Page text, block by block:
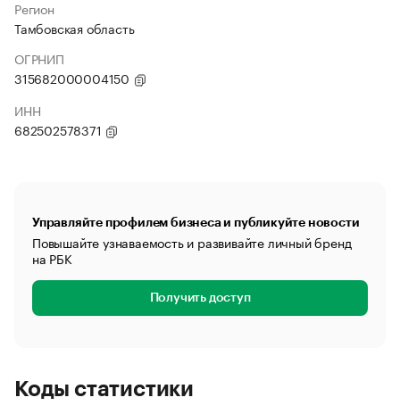
Регион
Тамбовская область
ОГРНИП
315682000004150
ИНН
682502578371
Управляйте профилем бизнеса и публикуйте новости
Повышайте узнаваемость и развивайте личный бренд
на РБК
Получить доступ
Коды статистики